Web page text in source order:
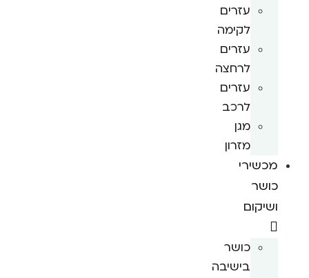
עזרים
לקימה
עזרים
לרחצה
עזרים
לרכב
מגן
מזרון
מכשירי
כושר
ושיקום
כושר
בישיבה